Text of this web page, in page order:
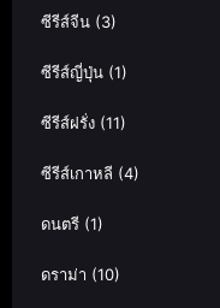
ซีรีส์จีน (3)
ซีรีส์ญี่ปุ่น (1)
ซีรีส์ฝรั่ง (11)
ซีรีส์เกาหลี (4)
ดนตรี (1)
ดราม่า (10)